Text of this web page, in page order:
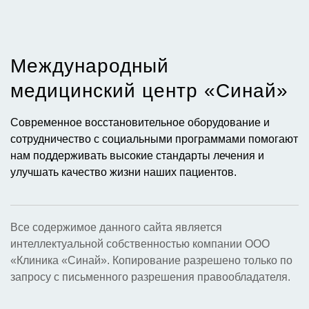
Международный
медицинский центр «Синай»​
Современное восстановительное оборудование и
сотрудничество с социальными программами помогают
нам поддерживать высокие стандарты лечения и
улучшать качество жизни наших пациентов.
Все содержимое данного сайта является
интеллектуальной собственностью компании ООО
«Клиника «Синай». Копирование разрешено только по
запросу с письменного разрешения правообладателя.